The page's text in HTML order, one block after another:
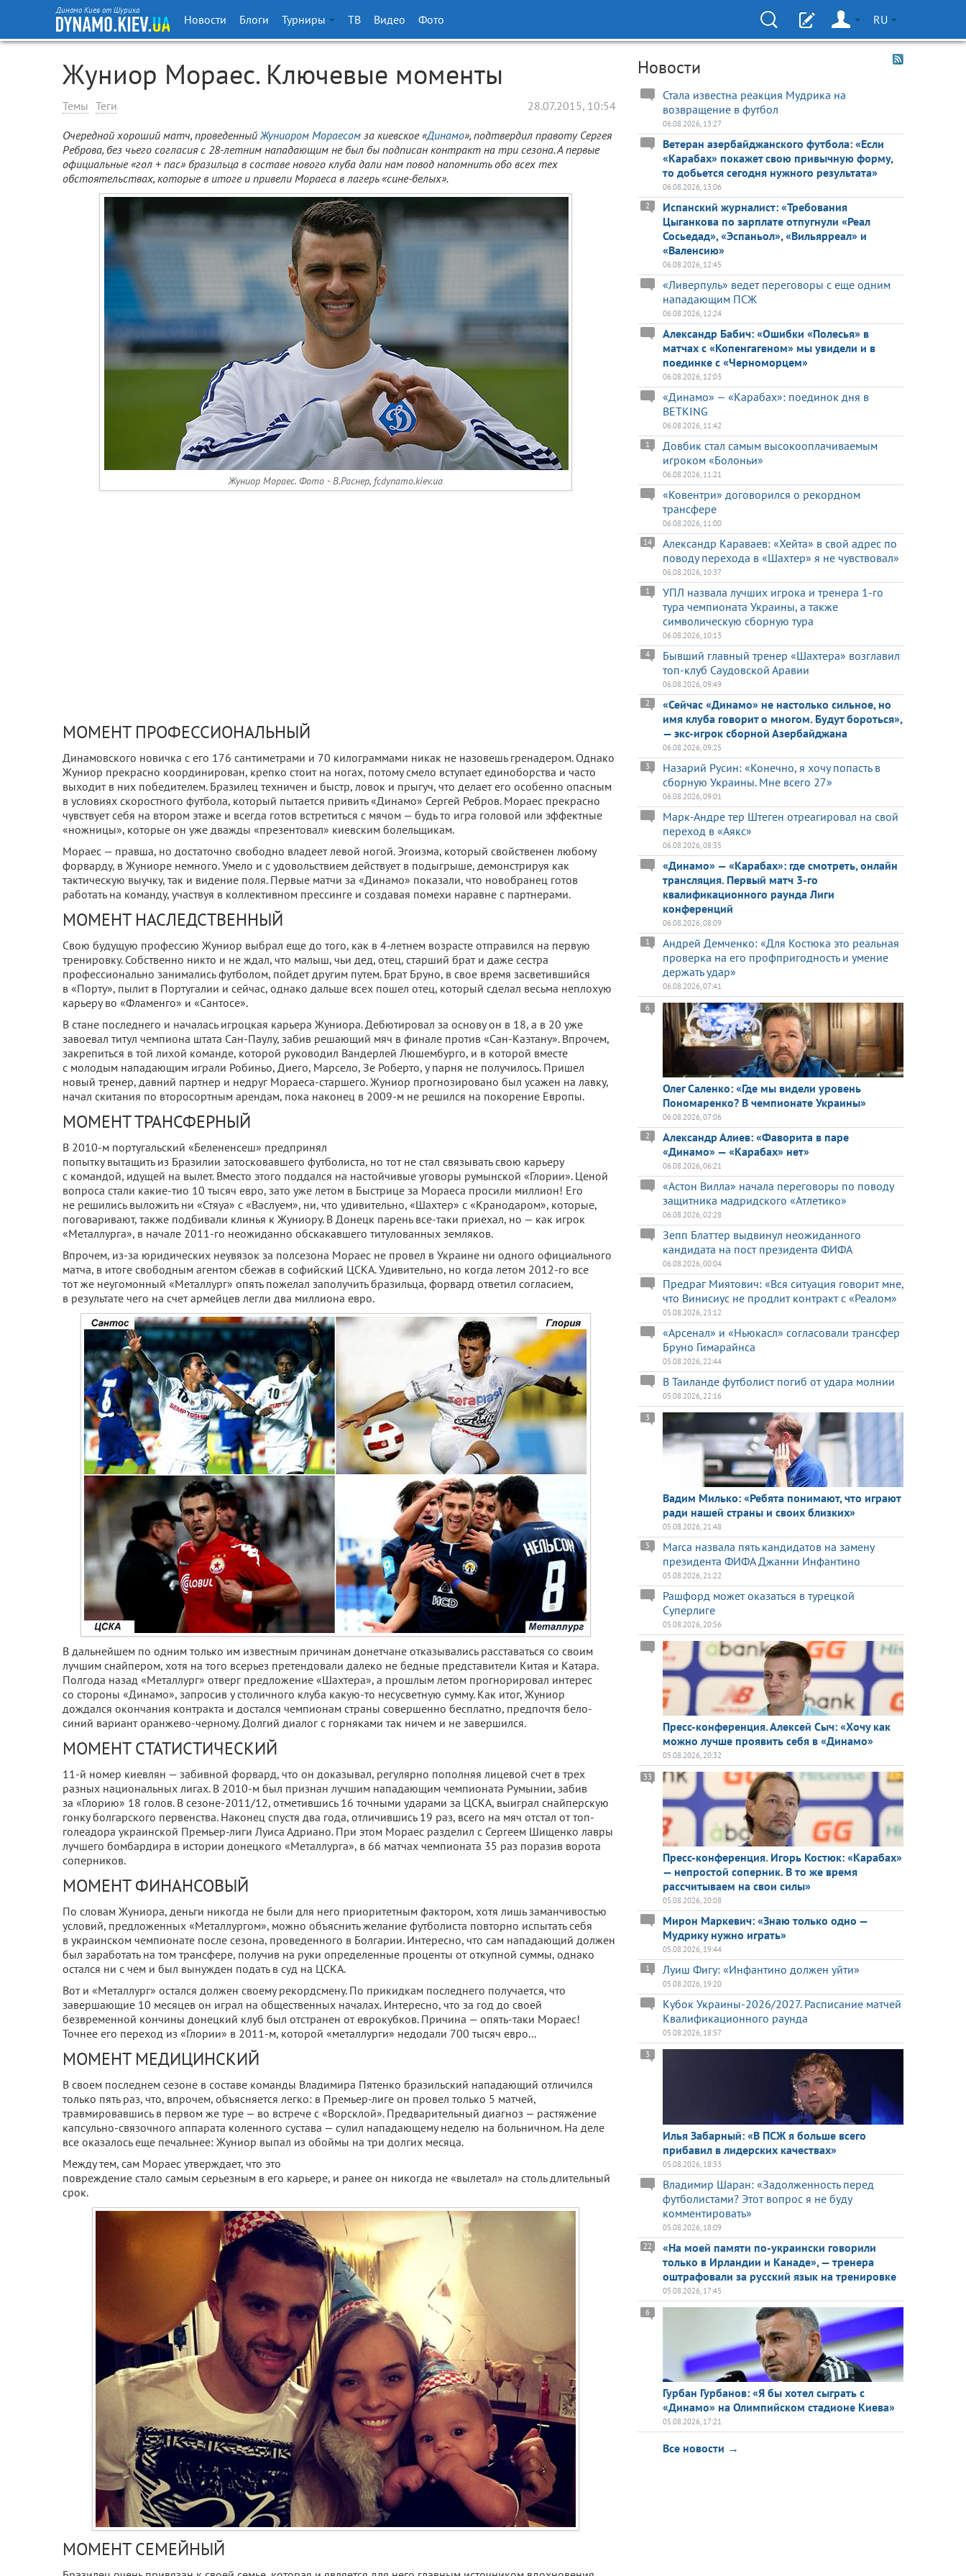
Динамо Киев от Шурика
Новости Блоги Турниры ТВ Видео Фото RU
Жуниор Мораес. Ключевые моменты
Темы Теги 28.07.2015, 10:54
Очередной хороший матч, проведенныйЖуниором Мораесом за киевское «Динамо», подтвердил правоту Сергея
Реброва, без чьего согласия с 28-летним нападающим не был бы подписан контракт на три сезона. А первые
официальные «гол + пас» бразильца в составе нового клуба дали нам повод напомнить обо всех тех
обстоятельствах, которые в итоге и привели Мораеса в лагерь «сине-белых».
Жуниор Мораес. Фото - В.Раснер, fcdynamo.kiev.ua
МОМЕНТ ПРОФЕССИОНАЛЬНЫЙ
Динамовского новичка с его 176 сантиметрами и 70 килограммами никак не назовешь гренадером. Однако
Жуниор прекрасно координирован, крепко стоит на ногах, потому смело вступает единоборства и часто
выходит в них победителем. Бразилец техничен и быстр, ловок и прыгуч, что делает его особенно опасным
в условиях скоростного футбола, который пытается привить «Динамо» Сергей Ребров. Мораес прекрасно
чувствует себя на втором этаже и всегда готов встретиться с мячом — будь то игра головой или эффектные
«ножницы», которые он уже дважды «презентовал» киевским болельщикам.
Мораес — правша, но достаточно свободно владеет левой ногой. Эгоизма, который свойственен любому
форварду, в Жуниоре немного. Умело и с удовольствием действует в подыгрыше, демонстрируя как
тактическую выучку, так и видение поля. Первые матчи за «Динамо» показали, что новобранец готов
работать на команду, участвуя в коллективном прессинге и создавая помехи наравне с партнерами.
МОМЕНТ НАСЛЕДСТВЕННЫЙ
Свою будущую профессию Жуниор выбрал еще до того, как в 4-летнем возрасте отправился на первую
тренировку. Собственно никто и не ждал, что малыш, чьи дед, отец, старший брат и даже сестра
профессионально занимались футболом, пойдет другим путем. Брат Бруно, в свое время засветившийся
в «Порту», пылит в Португалии и сейчас, однако дальше всех пошел отец, который сделал весьма неплохую
карьеру во «Фламенго» и «Сантосе».
В стане последнего и началась игроцкая карьера Жуниора. Дебютировал за основу он в 18, а в 20 уже
завоевал титул чемпиона штата Сан-Паулу, забив решающий мяч в финале против «Сан-Каэтану». Впрочем,
закрепиться в той лихой команде, которой руководил Вандерлей Люшембурго, и в которой вместе
с молодым нападающим играли Робиньо, Диего, Марсело, Зе Роберто, у парня не получилось. Пришел
новый тренер, давний партнер и недруг Мораеса-старшего. Жуниор прогнозировано был усажен на лавку,
начал скитания по второсортным арендам, пока наконец в 2009-м не решился на покорение Европы.
МОМЕНТ ТРАНСФЕРНЫЙ
В 2010-м португальский «Белененсеш» предпринял
попытку вытащить из Бразилии затосковавшего футболиста, но тот не стал связывать свою карьеру
с командой, идущей на вылет. Вместо этого поддался на настойчивые уговоры румынской «Глории». Ценой
вопроса стали какие-тио 10 тысяч евро, зато уже летом в Быстрице за Мораеса просили миллион! Его
не решились выложить ни «Стяуа» с «Васлуем», ни, что удивительно, «Шахтер» с «Кранодаром», которые,
поговаривают, также подбивали клинья к Жуниору. В Донецк парень все-таки приехал, но — как игрок
«Металлурга», в начале 2011-го неожиданно обскакавшего титулованных земляков.
Впрочем, из-за юридических неувязок за полсезона Мораес не провел в Украине ни одного официального
матча, в итоге свободным агентом сбежав в софийский ЦСКА. Удивительно, но когда летом 2012-го все
тот же неугомонный «Металлург» опять пожелал заполучить бразильца, форвард ответил согласием,
в результате чего на счет армейцев легли два миллиона евро.
В дальнейшем по одним только им известным причинам донетчане отказывались расставаться со своим
лучшим снайпером, хотя на того всерьез претендовали далеко не бедные представители Китая и Катара.
Полгода назад «Металлург» отверг предложение «Шахтера», а прошлым летом прогнорировал интерес
со стороны «Динамо», запросив у столичного клуба какую-то несусветную сумму. Как итог, Жуниор
дождался окончания контракта и достался чемпионам страны совершенно бесплатно, предпочтя бело-
синий вариант оранжево-черному. Долгий диалог с горняками так ничем и не завершился.
МОМЕНТ СТАТИСТИЧЕСКИЙ
11-й номер киевлян — забивной форвард, что он доказывал, регулярно пополняя лицевой счет в трех
разных национальных лигах. В 2010-м был признан лучшим нападающим чемпионата Румынии, забив
за «Глорию» 18 голов. В сезоне-2011/12, отметившись 16 точными ударами за ЦСКА, выиграл снайперскую
гонку болгарского первенства. Наконец спустя два года, отличившись 19 раз, всего на мяч отстал от топ-
голеадора украинской Премьер-лиги Луиса Адриано. При этом Мораес разделил с Сергеем Шищенко лавры
лучшего бомбардира в истории донецкого «Металлурга», в 66 матчах чемпионата 35 раз поразив ворота
соперников.
МОМЕНТ ФИНАНСОВЫЙ
По словам Жуниора, деньги никогда не были для него приоритетным фактором, хотя лишь заманчивостью
условий, предложенных «Металлургом», можно объяснить желание футболиста повторно испытать себя
в украинском чемпионате после сезона, проведенного в Болгарии. Интересно, что сам нападающий должен
был заработать на том трансфере, получив на руки определенные проценты от откупной суммы, однако
остался ни с чем и был вынужден подать в суд на ЦСКА.
Вот и «Металлург» остался должен своему рекордсмену. По прикидкам последнего получается, что
завершающие 10 месяцев он играл на общественных началах. Интересно, что за год до своей
безвременной кончины донецкий клуб был отстранен от еврокубков. Причина — опять-таки Мораес!
Точнее его переход из «Глории» в 2011-м, которой «металлурги» недодали 700 тысяч евро...
МОМЕНТ МЕДИЦИНСКИЙ
В своем последнем сезоне в составе команды Владимира Пятенко бразильский нападающий отличился
только пять раз, что, впрочем, объясняется легко: в Премьер-лиге он провел только 5 матчей,
травмировавшись в первом же туре — во встрече с «Ворсклой». Предварительный диагноз — растяжение
капсульно-связочного аппарата коленного сустава — сулил нападающему неделю на больничном. На деле
все оказалось еще печальнее: Жуниор выпал из обоймы на три долгих месяца.
Между тем, сам Мораес утверждает, что это
повреждение стало самым серьезным в его карьере, и ранее он никогда не «вылетал» на столь длительный
срок.
МОМЕНТ СЕМЕЙНЫЙ
Новости
Стала известна реакция Мудрика на
возвращение в футбол
06.08.2026, 13:27
Ветеран азербайджанского футбола: «Если
«Карабах» покажет свою привычную форму,
то добьется сегодня нужного результата»
06.08.2026, 13:06
Испанский журналист: «Требования
Цыганкова по зарплате отпугнули «Реал
Сосьедад», «Эспаньол», «Вильярреал» и
«Валенсию»
2
06.08.2026, 12:45
«Ливерпуль» ведет переговоры с еще одним
нападающим ПСЖ
06.08.2026, 12:24
Александр Бабич: «Ошибки «Полесья» в
матчах с «Копенгагеном» мы увидели и в
поединке с «Черноморцем»
06.08.2026, 12:03
«Динамо» — «Карабах»: поединок дня в
BETKING
06.08.2026, 11:42
Довбик стал самым высокооплачиваемым
игроком «Болоньи»
1
06.08.2026, 11:21
«Ковентри» договорился о рекордном
трансфере
06.08.2026, 11:00
Александр Караваев: «Хейта» в свой адрес по
поводу перехода в «Шахтер» я не чувствовал»
14
06.08.2026, 10:37
УПЛ назвала лучших игрока и тренера 1-го
тура чемпионата Украины, а также
символическую сборную тура
1
06.08.2026, 10:13
Бывший главный тренер «Шахтера» возглавил
топ-клуб Саудовской Аравии
4
06.08.2026, 09:49
«Сейчас «Динамо» не настолько сильное, но
имя клуба говорит о многом. Будут бороться»,
— экс-игрок сборной Азербайджана
2
06.08.2026, 09:25
Назарий Русин: «Конечно, я хочу попасть в
сборную Украины. Мне всего 27»
3
06.08.2026, 09:01
Марк-Андре тер Штеген отреагировал на свой
переход в «Аякс»
06.08.2026, 08:35
«Динамо» — «Карабах»: где смотреть, онлайн
трансляция. Первый матч 3-го
квалификационного раунда Лиги
конференций
06.08.2026, 08:09
Андрей Демченко: «Для Костюка это реальная
проверка на его профпригодность и умение
держать удар»
1
06.08.2026, 07:41
Олег Саленко: «Где мы видели уровень
Пономаренко? В чемпионате Украины»
6
06.08.2026, 07:06
Александр Алиев: «Фаворита в паре
«Динамо» — «Карабах» нет»
2
06.08.2026, 06:21
«Астон Вилла» начала переговоры по поводу
защитника мадридского «Атлетико»
06.08.2026, 02:28
Зепп Блаттер выдвинул неожиданного
кандидата на пост президента ФИФА
06.08.2026, 00:04
Предраг Миятович: «Вся ситуация говорит мне,
что Винисиус не продлит контракт с «Реалом»
05.08.2026, 23:12
«Арсенал» и «Ньюкасл» согласовали трансфер
Бруно Гимарайнса
05.08.2026, 22:44
В Таиланде футболист погиб от удара молнии
05.08.2026, 22:16
Вадим Милько: «Ребята понимают, что играют
ради нашей страны и своих близких»
3
05.08.2026, 21:48
Marca назвала пять кандидатов на замену
президента ФИФА Джанни Инфантино
5
05.08.2026, 21:22
Рашфорд может оказаться в турецкой
Суперлиге
05.08.2026, 20:56
Пресс-конференция. Алексей Сыч: «Хочу как
можно лучше проявить себя в «Динамо»
05.08.2026, 20:32
Пресс-конференция. Игорь Костюк: «Карабах»
— непростой соперник. В то же время
рассчитываем на свои силы»
33
05.08.2026, 20:08
Мирон Маркевич: «Знаю только одно —
Мудрику нужно играть»
05.08.2026, 19:44
Луиш Фигу: «Инфантино должен уйти»
1
05.08.2026, 19:20
Кубок Украины-2026/2027. Расписание матчей
Квалификационного раунда
05.08.2026, 18:57
Илья Забарный: «В ПСЖ я больше всего
прибавил в лидерских качествах»
3
05.08.2026, 18:33
Владимир Шаран: «Задолженность перед
футболистами? Этот вопрос я не буду
комментировать»
05.08.2026, 18:09
«На моей памяти по-украински говорили
только в Ирландии и Канаде», — тренера
оштрафовали за русский язык на тренировке
22
05.08.2026, 17:45
Гурбан Гурбанов: «Я бы хотел сыграть с
«Динамо» на Олимпийском стадионе Киева»
6
05.08.2026, 17:21
Все новости →